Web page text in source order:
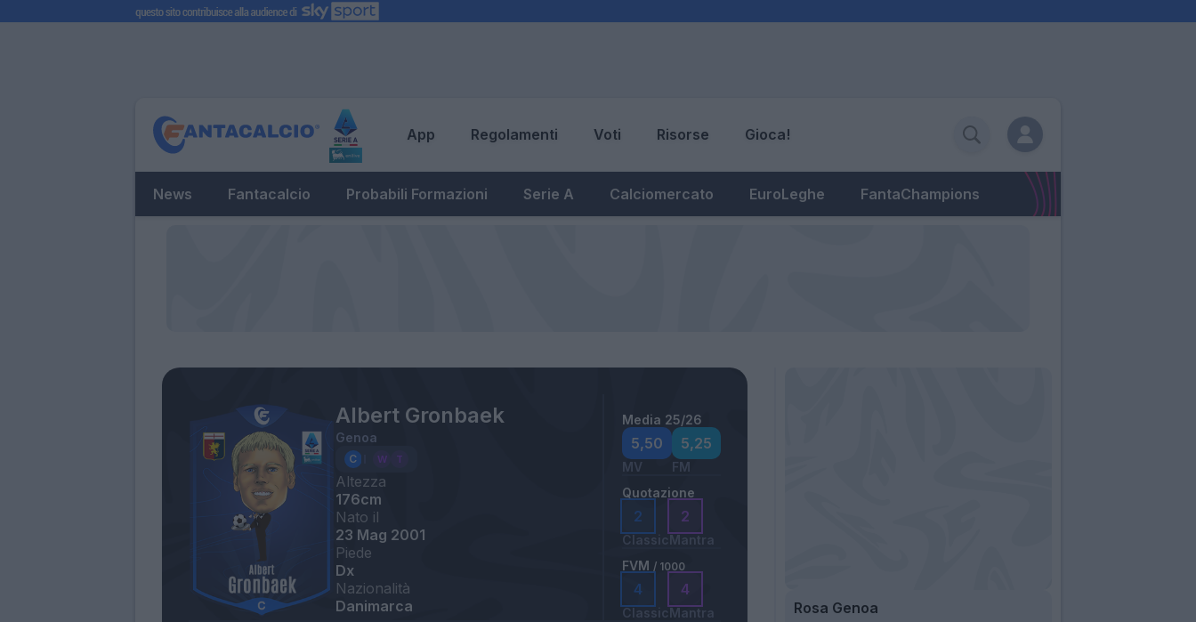
App Regolamenti Voti Risorse Gioca!
News Fantacalcio Probabili Formazioni Serie A Calciomercato EuroLeghe FantaChampions
Albert Gronbaek
Genoa
Altezza
176cm
Nato il
23 Mag 2001
Piede
Dx
Nazionalità
Danimarca
Media 25/26
5,50
MV
5,25
FM
Quotazione
2
Classic
2
Mantra
FVM / 1000
4
Classic
4
Mantra Rosa Genoa